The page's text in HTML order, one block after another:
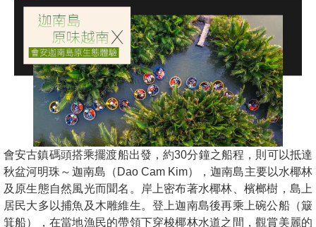
會安古鎮碼頭搭乘擺渡船出發，約30分鐘之船程，則可以抵達
秋盆河明珠～迦南島（Dao Cam Kim），迦南島主要以水椰林
及原生態自然風光而聞名。岸上密布著水椰林、檳榔樹，島上
居民大多以捕魚及木雕維生。登上迦南島後再乘上碗公船（簸
箕船），在當地漁民的帶領下穿梭椰林水道之間，觀賞美麗的